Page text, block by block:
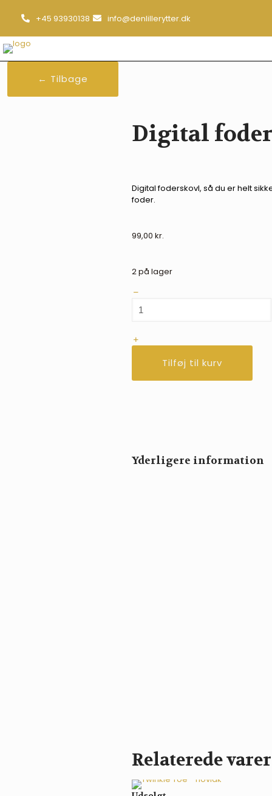
+45 93930138 info@denlillerytter.dk
← Tilbage
Digital
Digital foderskovl, så du er helt
foder.
99,00 kr.
2 på lager
foderskovl
Tilføj til kurv
Yderligere information
Relaterede varer